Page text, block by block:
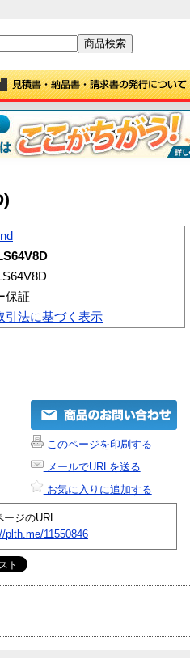
保証
引法に基づく表示
このページを印刷する
メールでURLを送る
お気に入りに追加する
ージのURL
plth.me/11550846